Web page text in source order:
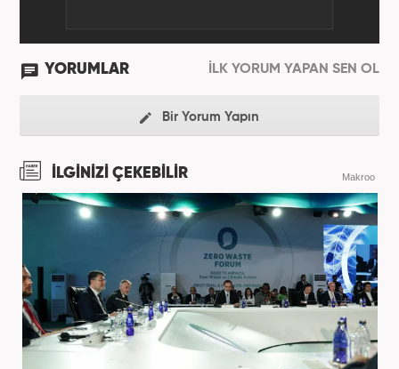
YORUMLAR İLK YORUM YAPAN SEN OL
Bir Yorum Yapın
İLGİNİZİ ÇEKEBİLİR Makroo